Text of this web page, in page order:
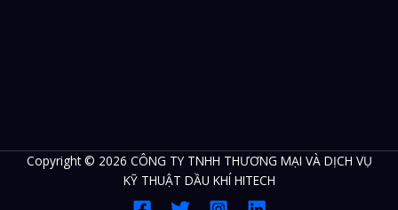
Copyright © 2026 CÔNG TY TNHH THƯƠNG MẠI VÀ DỊCH VỤ
KỸ THUẬT DẦU KHÍ HITECH